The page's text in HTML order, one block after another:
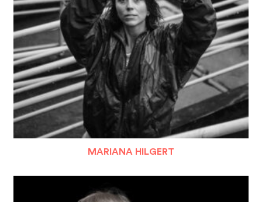
MARIANA HILGERT